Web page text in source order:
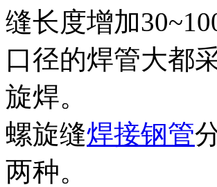
缝长度增加
口径的焊管大都
旋焊。
螺旋缝焊接钢管
两种。